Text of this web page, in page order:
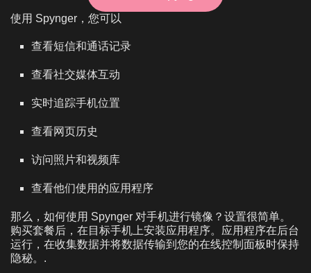
使用 Spynger，您可以
查看短信和通话记录
查看社交媒体互动
实时追踪手机位置
查看网页历史
访问照片和视频库
查看他们使用的应用程序
那么，如何使用 Spynger 对手机进行镜像？设置很简单。
购买套餐后，在目标手机上安装应用程序。应用程序在后台
运行，在收集数据并将数据传输到您的在线控制面板时保持
隐秘。.